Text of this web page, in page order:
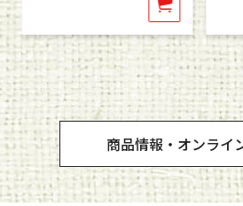
商品情報・オンライ